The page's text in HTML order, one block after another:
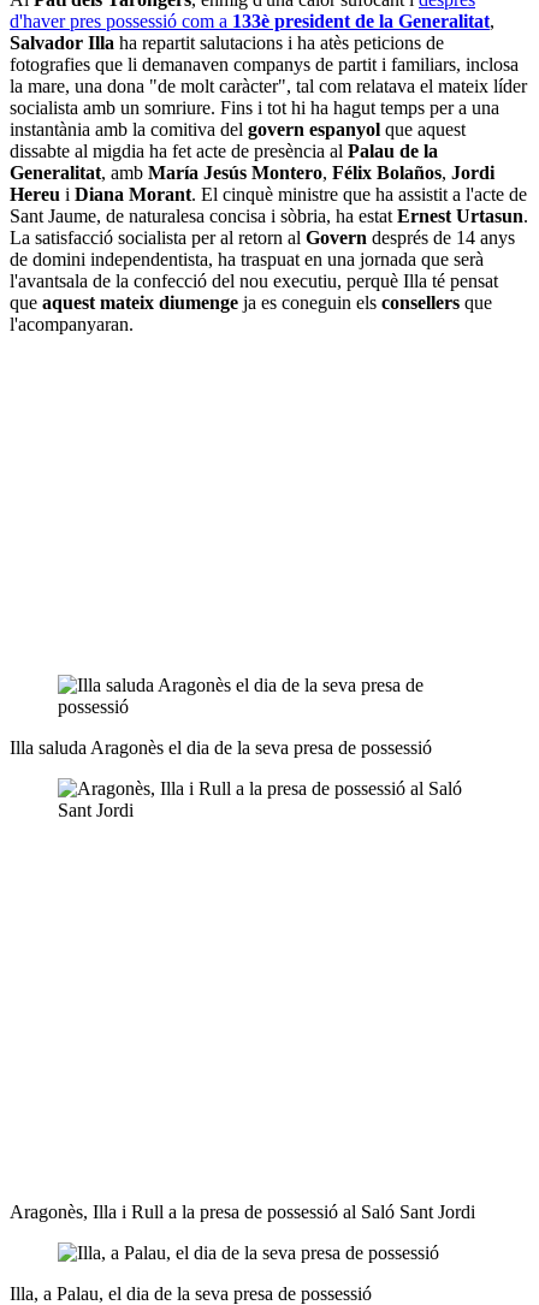
d'haver pres possessió com a 133è president de la Generalitat,
Salvador Illa ha repartit salutacions i ha atès peticions de
fotografies que li demanaven companys de partit i familiars, inclosa
la mare, una dona "de molt caràcter", tal com relatava el mateix líder
socialista amb un somriure. Fins i tot hi ha hagut temps per a una
instantània amb la comitiva del govern espanyol que aquest
dissabte al migdia ha fet acte de presència al Palau de la
Generalitat, amb María Jesús Montero, Félix Bolaños, Jordi
Hereu i Diana Morant. El cinquè ministre que ha assistit a l'acte de
Sant Jaume, de naturalesa concisa i sòbria, ha estat Ernest Urtasun.
La satisfacció socialista per al retorn al Govern després de 14 anys
de domini independentista, ha traspuat en una jornada que serà
l'avantsala de la confecció del nou executiu, perquè Illa té pensat
que aquest mateix diumenge ja es coneguin els consellers que
l'acompanyaran.
Illa saluda Aragonès el dia de la seva presa de possessió
Aragonès, Illa i Rull a la presa de possessió al Saló Sant Jordi
Illa, a Palau, el dia de la seva presa de possessió